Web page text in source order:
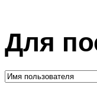
Для